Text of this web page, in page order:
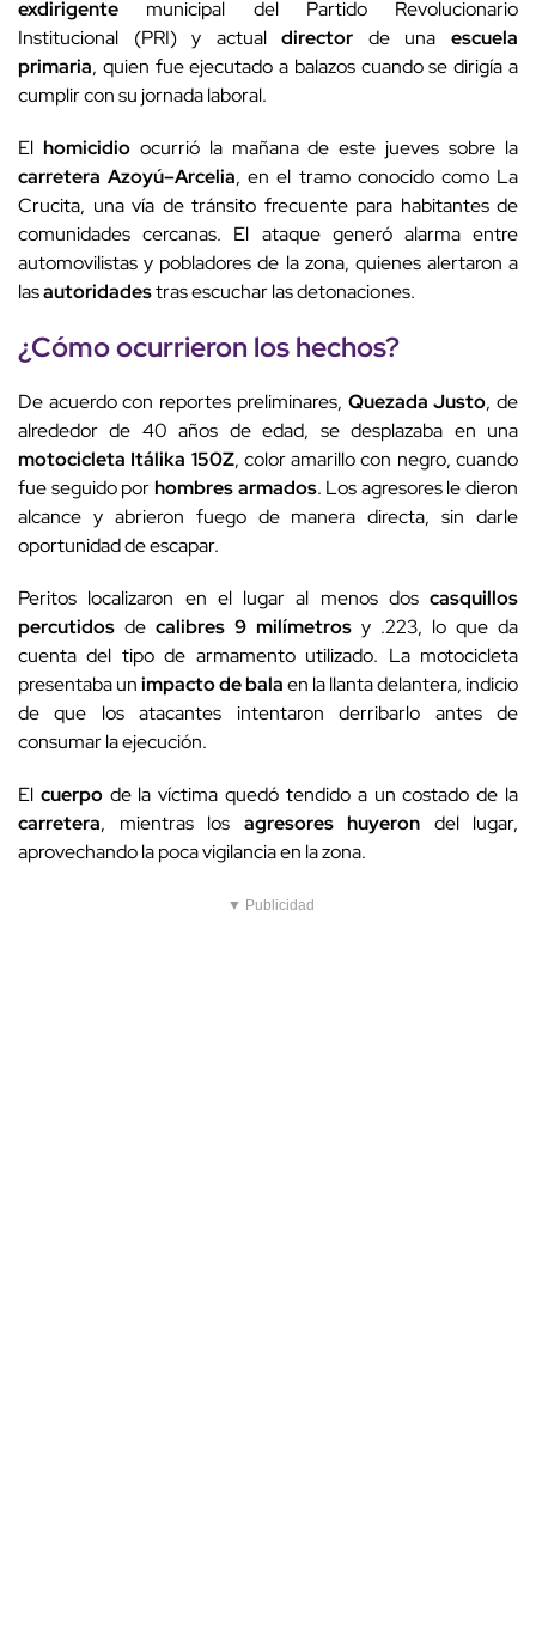
exdirigente municipal del Partido Revolucionario
Institucional (PRI) y actualdirector de unaescuela
primaria, quien fue ejecutado a balazos cuando se dirigía a
cumplir con su jornada laboral.
El homicidioocurrió la mañana de este jueves sobre la
carretera Azoyú–Arcelia, en el tramo conocido como La
Crucita, una vía de tránsito frecuente para habitantes de
comunidades cercanas. El ataque generó alarma entre
automovilistas y pobladores de la zona, quienes alertaron a
lasautoridadestras escuchar las detonaciones.
¿Cómo ocurrieron los hechos?
De acuerdo con reportes preliminares, Quezada Justo, de
alrededor de 40 años de edad, se desplazaba en una
motocicleta Itálika 150Z, color amarillo con negro, cuando
fue seguido porhombres armados. Los agresores le dieron
alcance y abrieron fuego de manera directa, sin darle
oportunidad de escapar.
Peritos localizaron en el lugar al menos dos casquillos
percutidos de calibres 9 milímetros y .223, lo que da
cuenta del tipo de armamento utilizado. La motocicleta
presentaba unimpacto de balaen la llanta delantera, indicio
de que los atacantes intentaron derribarlo antes de
consumar la ejecución.
El cuerpode la víctima quedó tendido a un costado de la
carretera, mientras los agresores huyeron del lugar,
aprovechando la poca vigilancia en la zona.
▼ Publicidad